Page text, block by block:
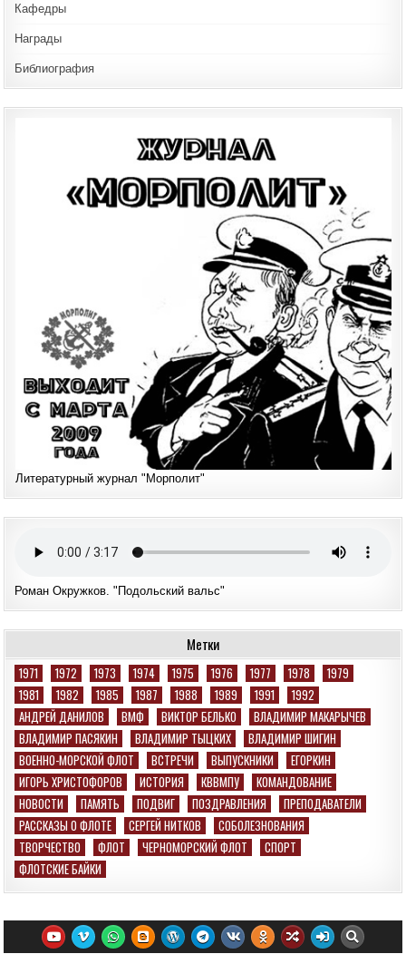
Кафедры
Награды
Библиография
Литературный журнал "Морполит"
Роман Окружков. "Подольский вальс"
Метки
1971 1972 1973 1974 1975 1976 1977 1978
1979
1981
1982 1985 1987 1988 1989 1991
1992
АНДРЕЙ ДАНИЛОВ
ВМФ ВИКТОР БЕЛЬКО
ВЛАДИМИР МАКАРЫЧЕВ
ВЛАДИМИР ПАСЯКИН
ВЛАДИМИР ТЫЦКИХ
ВЛАДИМИР ШИГИН
ВОЕННО-МОРСКОЙ ФЛОТ
ВСТРЕЧИ ВЫПУСКНИКИ
ЕГОРКИН
ИГОРЬ ХРИСТОФОРОВ
ИСТОРИЯ КВВМПУ
КОМАНДОВАНИЕ
НОВОСТИ
ПАМЯТЬ ПОДВИГ ПОЗДРАВЛЕНИЯ
ПРЕПОДАВАТЕЛИ
РАССКАЗЫ О ФЛОТЕ
СЕРГЕЙ НИТКОВ
СОБОЛЕЗНОВАНИЯ
ТВОРЧЕСТВО
ФЛОТ ЧЕРНОМОРСКИЙ ФЛОТ
СПОРТ
ФЛОТСКИЕ БАЙКИ